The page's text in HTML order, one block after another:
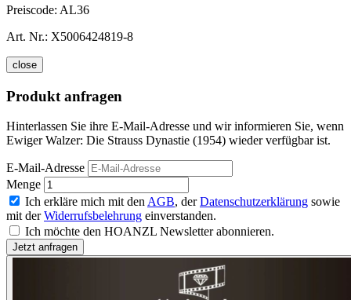
Preiscode: AL36
Art. Nr.: X5006424819-8
close
Produkt anfragen
Hinterlassen Sie ihre E-Mail-Adresse und wir informieren Sie, wenn
Ewiger Walzer: Die Strauss Dynastie (1954) wieder verfügbar ist.
E-Mail-Adresse
Menge
Ich erkläre mich mit den AGB, derDatenschutzerklärung sowie
mit derWiderrufsbelehrung einverstanden.
Ich möchte den HOANZL Newsletter abonnieren.